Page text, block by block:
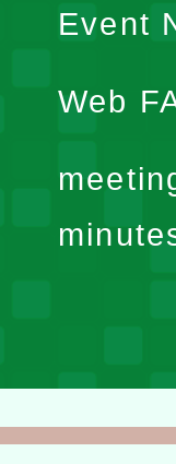
Event
Web